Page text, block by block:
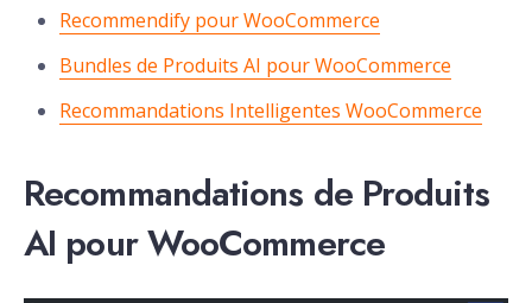
Recommendify pour WooCommerce
Bundles de Produits AI pour WooCommerce
Recommandations Intelligentes WooCommerce
Recommandations de Produits
AI pour WooCommerce